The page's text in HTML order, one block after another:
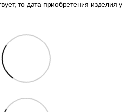
то дата приобретения изделия у